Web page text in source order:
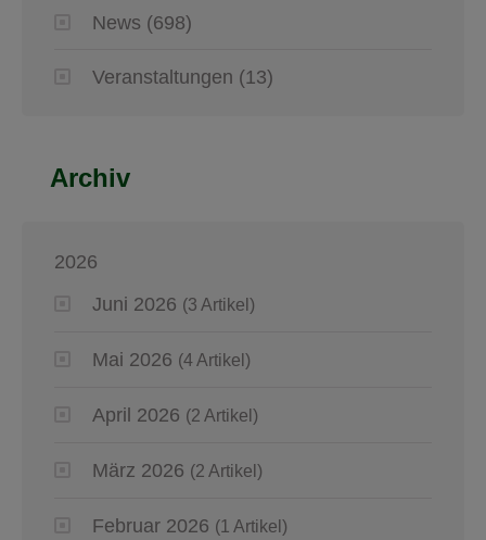
News (698)
Veranstaltungen (13)
Archiv
2026
Juni 2026 (3 Artikel)
Mai 2026 (4 Artikel)
April 2026 (2 Artikel)
März 2026 (2 Artikel)
Februar 2026 (1 Artikel)